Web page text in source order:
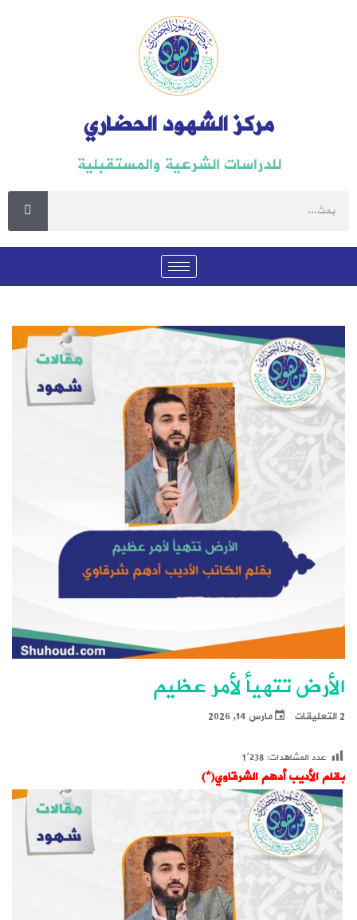
مركز الشهود الحضاري
للدراسات الشرعية والمستقبلية
الأرض تتهيأ لأمر عظيم
2 التعليقات مارس 14, 2026
عدد المشاهدات:1٬238
بقلم الأديب أدهم الشرقاوي‏(*)